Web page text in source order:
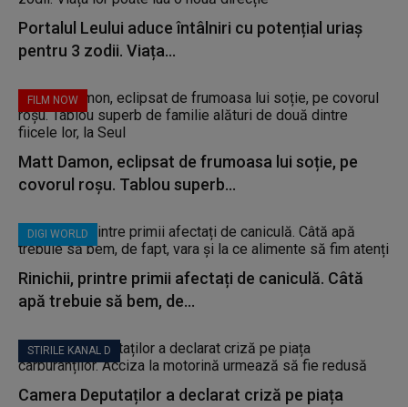
Portalul Leului aduce întâlniri cu potențial uriaș
pentru 3 zodii. Viața...
FILM NOW
Matt Damon, eclipsat de frumoasa lui soție, pe
covorul roșu. Tablou superb...
DIGI WORLD
Rinichii, printre primii afectați de caniculă. Câtă
apă trebuie să bem, de...
STIRILE KANAL D
Camera Deputaților a declarat criză pe piața